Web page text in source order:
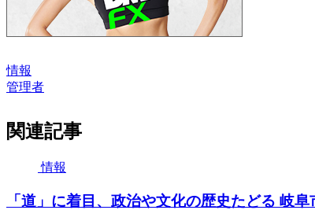
情報
管理者
関連記事
情報
「道」に着目、政治や文化の歴史たどる 岐